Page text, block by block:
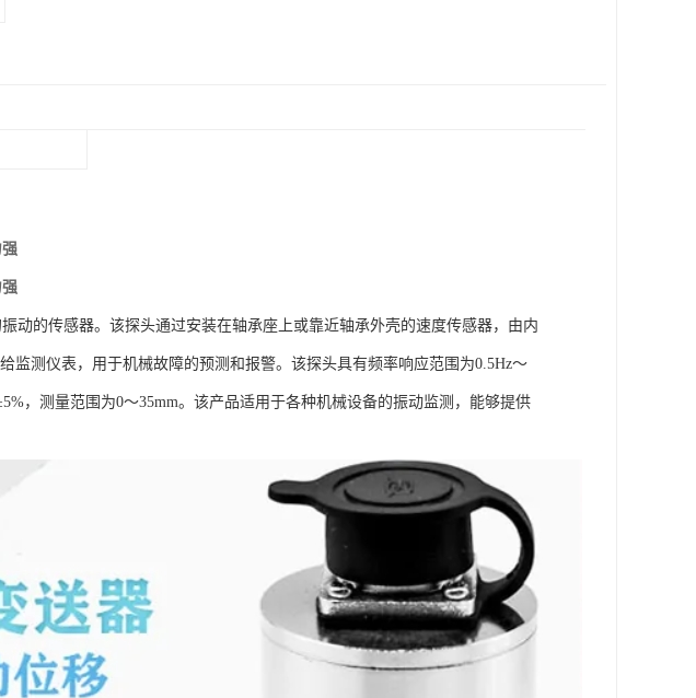
动的传感器。该探头通过安装在轴承座上或靠近轴承外壳的速度传感器，由内
监测仪表，用于机械故障的预测和报警。该探头具有频率响应范围为0.5Hz～
，测量范围为0～35mm。该产品适用于各种机械设备的振动监测，能够提供